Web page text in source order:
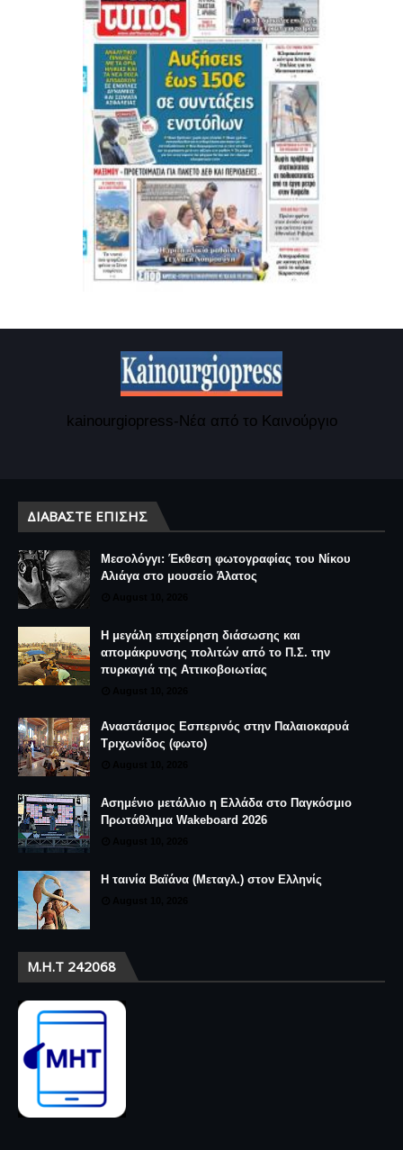
kainourgiopress-Νέα από το Καινούργιο
ΔΙΑΒΆΣΤΕ ΕΠΊΣΗΣ
Μεσολόγγι: Έκθεση φωτογραφίας του Νίκου
Αλιάγα στο μουσείο Άλατος
Η μεγάλη επιχείρηση διάσωσης και
απομάκρυνσης πολιτών από το Π.Σ. την
πυρκαγιά της Αττικοβοιωτίας
Αναστάσιμος Εσπερινός στην Παλαιοκαρυά
Τριχωνίδος (φωτο)
Ασημένιο μετάλλιο η Ελλάδα στο Παγκόσμιο
Πρωτάθλημα Wakeboard 2026
Η ταινία Βαϊάνα (Μεταγλ.) στον Ελληνίς
Μ.Η.Τ 242068